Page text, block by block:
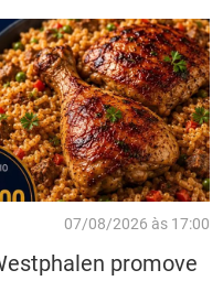
07/08/2026 às 17:00
promove